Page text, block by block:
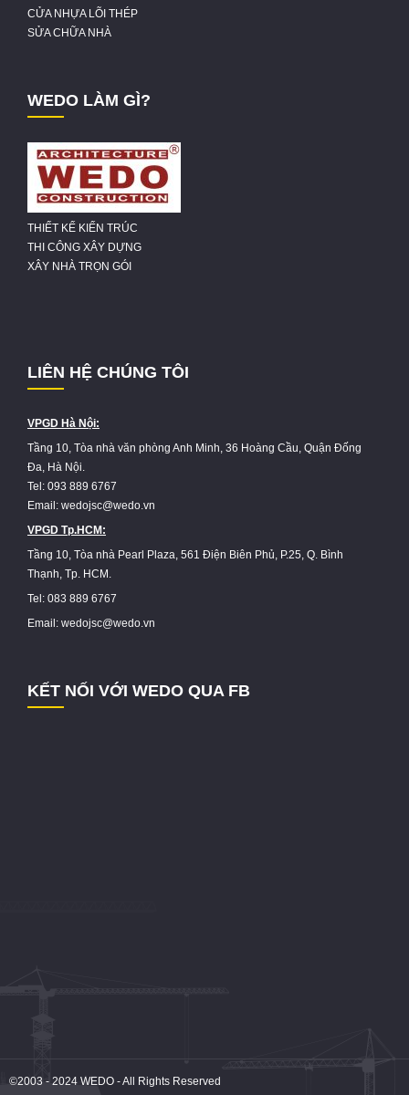
CỬA NHỰA LÕI THÉP
SỬA CHỮA NHÀ
WEDO LÀM GÌ?
THIẾT KẾ KIẾN TRÚC
THI CÔNG XÂY DỰNG
XÂY NHÀ TRỌN GÓI
LIÊN HỆ CHÚNG TÔI
VPGD Hà Nội:
Tầng 10, Tòa nhà văn phòng Anh Minh, 36 Hoàng Cầu, Quận Đống
Đa, Hà Nội.
Tel: 093 889 6767
Email: wedojsc@wedo.vn
VPGD Tp.HCM:
Tầng 10, Tòa nhà Pearl Plaza, 561 Điện Biên Phủ, P.25, Q. Bình
Thạnh, Tp. HCM.
Tel: 083 889 6767
Email: wedojsc@wedo.vn
KẾT NỐI VỚI WEDO QUA FB
©2003 - 2024 WEDO - All Rights Reserved